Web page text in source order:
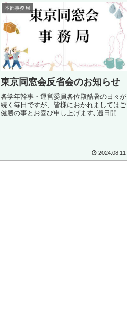
本部事務局
東京同窓会反省会のお知らせ
各学年幹事・運営委員各位殿酷暑の日々が
続く毎日ですが、皆様におかれましてはご
健勝の事とお喜び申し上げます｡過日開催
2024.08.11